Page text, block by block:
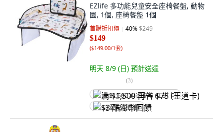
EZlife 多功能兒童安全座椅餐盤, 動物
園, 1個, 座椅餐盤 1個
首購折扣價 40%$249
$149
($149.00/1套)
明天 8/9 (日) 預計送達
(3)
满 $1,500 再省 $75 (王道卡)
$3 酷澎幣回饋